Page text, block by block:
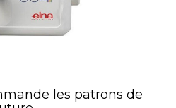
les patrons de